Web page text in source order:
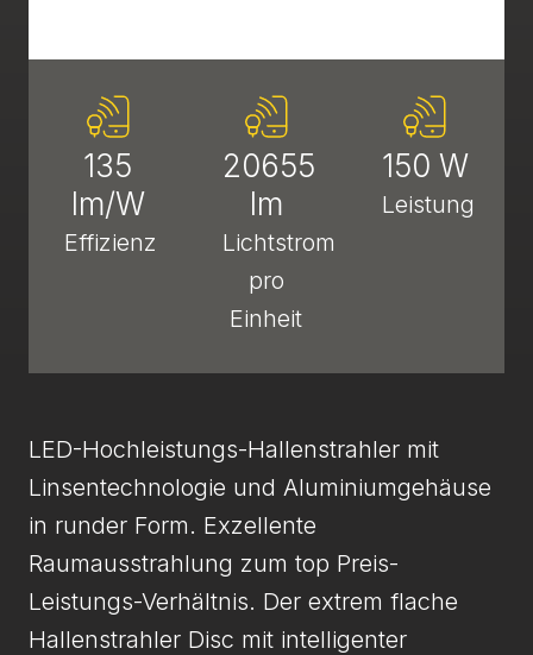
135
lm/W
Effizienz
20655
lm
Lichtstrom
pro
Einheit
150 W
Leistung
LED-Hochleistungs-Hallenstrahler mit
Linsentechnologie und Aluminiumgehäuse
in runder Form. Exzellente
Raumausstrahlung zum top Preis-
Leistungs-Verhältnis. Der extrem flache
Hallenstrahler Disc mit intelligenter